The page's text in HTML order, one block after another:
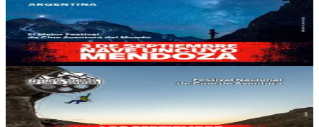
Mountain Film Festival World Tour
03/09/2026, 20:00 hsJue., 3 sep.,20:00 hs
3
0
Nave UNCUYO
Festival Nacional de Cine Aventura